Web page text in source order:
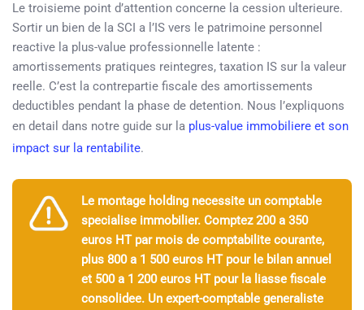
Le troisieme point d’attention concerne la cession ulterieure.
Sortir un bien de la SCI a l’IS vers le patrimoine personnel
reactive la plus-value professionnelle latente :
amortissements pratiques reintegres, taxation IS sur la valeur
reelle. C’est la contrepartie fiscale des amortissements
deductibles pendant la phase de detention. Nous l’expliquons
en detail dans notre guide sur la plus-value immobiliere et son
impact sur la rentabilite.
Le montage holding necessite un comptable
specialise immobilier. Comptez 200 a 350
euros HT par mois de comptabilite courante,
plus 800 a 1 500 euros HT pour le bilan annuel
et 500 a 1 200 euros HT pour la liasse fiscale
consolidee. Un expert-comptable generaliste